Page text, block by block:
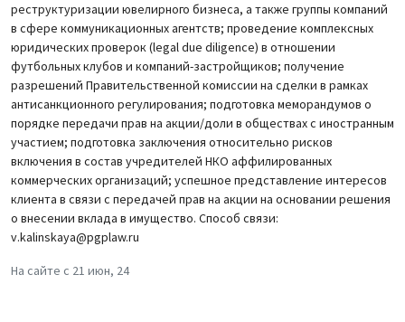
реструктуризации ювелирного бизнеса, а также группы компаний
в сфере коммуникационных агентств; проведение комплексных
юридических проверок (legal due diligence) в отношении
футбольных клубов и компаний-застройщиков; получение
разрешений Правительственной комиссии на сделки в рамках
антисанкционного регулирования; подготовка меморандумов о
порядке передачи прав на акции/доли в обществах с иностранным
участием; подготовка заключения относительно рисков
включения в состав учредителей НКО аффилированных
коммерческих организаций; успешное представление интересов
клиента в связи с передачей прав на акции на основании решения
о внесении вклада в имущество. Способ связи:
v.kalinskaya@pgplaw.ru
На сайте с 21 июн, 24